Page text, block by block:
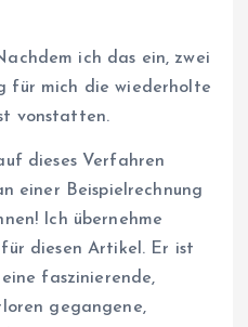
ich das ein, zwei
für mich die wiederholte
vonstatten.
dieses Verfahren
einer Beispielrechnung
Ich übernehme
diesen Artikel. Er ist
faszinierende,
gegangene,